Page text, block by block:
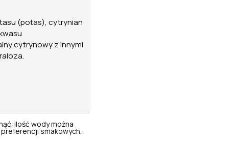
(potas), cytrynian
cytrynowy z innymi
Ilość wody można
smakowych.